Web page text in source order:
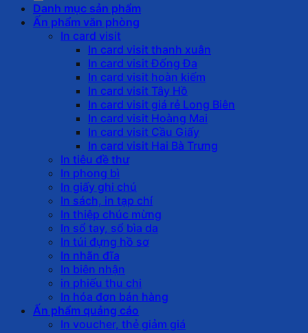
Danh mục sản phẩm
Ấn phẩm văn phòng
In card visit
In card visit thanh xuân
In card visit Đống Đa
In card visit hoàn kiếm
In card visit Tây Hồ
In card visit giá rẻ Long Biên
In card visit Hoàng Mai
In card visit Cầu Giấy
In card visit Hai Bà Trưng
In tiêu đề thư
In phong bì
In giấy ghi chú
In sách, in tạp chí
In thiệp chúc mừng
In sổ tay, sổ bìa da
In túi đựng hồ sơ
In nhãn đĩa
In biên nhận
in phiếu thu chi
In hóa đơn bán hàng
Ấn phẩm quảng cáo
In voucher, thẻ giảm giá